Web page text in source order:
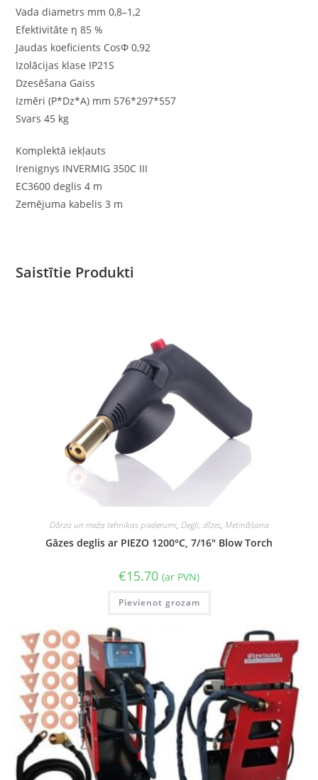
Vada diametrs mm 0,8–1,2
Efektivitāte η 85 %
Jaudas koeficients CosΦ 0,92
Izolācijas klase IP21S
Dzesēšana Gaiss
Izmēri (P*Dz*A) mm 576*297*557
Svars 45 kg
Komplektā iekļauts
Irenignys INVERMIG 350C III
EC3600 deglis 4 m
Zemējuma kabelis 3 m
Saistītie Produkti
Dārza un meža tehnikas piederumi, Degļi, dīzes, Metināšana
Gāzes deglis ar PIEZO 1200°C, 7/16″ Blow Torch
€15.70 (ar PVN)
Pievienot grozam